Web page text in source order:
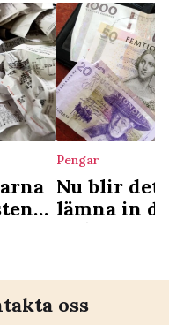
Pengar
Nu blir det
lämna in
– så
oss